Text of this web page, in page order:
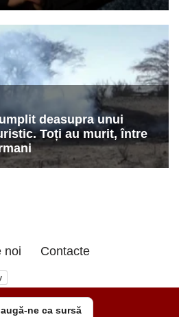
noi Contacte
ne ca sursă